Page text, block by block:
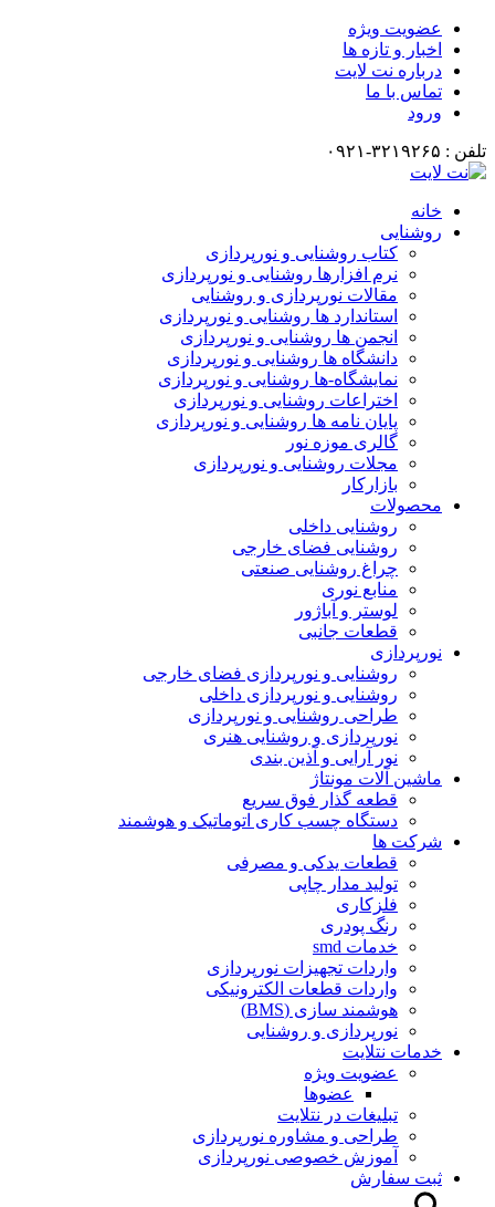
عضویت ویژه
اخبار و تازه ها
درباره نت لایت
تماس با ما
ورود
تلفن : ۳۲۱۹۲۶۵-۰۹۲۱
خانه
روشنایی
کتاب روشنایی و نورپردازی
نرم افزارها روشنایی و نورپردازی
مقالات نورپردازی و روشنایی
استاندارد ها روشنایی و نورپردازی
انجمن ها روشنایی و نورپردازی
دانشگاه ها روشنایی و نورپردازی
نمایشگاه-ها روشنایی و نورپردازی
اختراعات روشنایی و نورپردازی
پایان نامه ها روشنایی و نورپردازی
گالری موزه نور
مجلات روشنایی و نورپردازی
بازارکار
محصولات
روشنایی داخلی
روشنایی فضای خارجی
چراغ روشنایی صنعتی
منابع نوری
لوستر و آباژور
قطعات جانبی
نورپردازی
روشنایی و نورپردازی فضای خارجی
روشنایی و نورپردازی داخلی
طراحی روشنایی و نورپردازی
نورپردازی و روشنایی هنری
نور آرایی و آذین بندی
ماشین آلات مونتاژ
قطعه گذار فوق سریع
دستگاه چسب کاری اتوماتیک و هوشمند
شرکت ها
قطعات یدکی و مصرفی
تولید مدار چاپی
فلزکاری
رنگ پودری
خدمات smd
واردات تجهیزات نورپردازی
واردات قطعات الکترونیکی
هوشمند سازی (BMS)
نورپردازی و روشنایی
خدمات نتلایت
عضویت ویژه
عضوها
تبلیغات در نتلایت
طراحی و مشاوره نورپردازی
آموزش خصوصی نورپردازی
ثبت سفارش